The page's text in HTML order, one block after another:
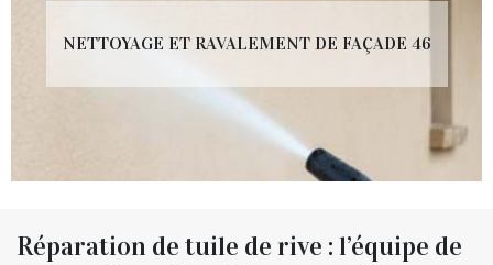
NETTOYAGE ET RAVALEMENT DE FAÇADE 46
Réparation de tuile de rive : l’équipe de